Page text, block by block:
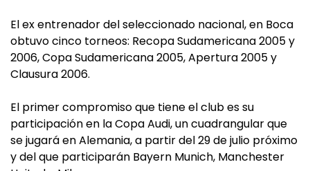
El ex entrenador del seleccionado nacional, en Boca
obtuvo cinco torneos: Recopa Sudamericana 2005 y
2006, Copa Sudamericana 2005, Apertura 2005 y
Clausura 2006.
El primer compromiso que tiene el club es su
participación en la Copa Audi, un cuadrangular que
se jugará en Alemania, a partir del 29 de julio próximo
y del que participarán Bayern Munich, Manchester